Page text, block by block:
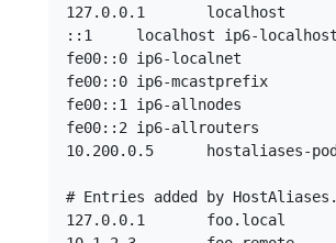
127.0.0.1	localhost
::1	localhost ip6-localhost ip6-loopback
fe00::0	ip6-localnet
fe00::0	ip6-mcastprefix
fe00::1	ip6-allnodes
fe00::2	ip6-allrouters
10.200.0.5	hostaliases-pod
# Entries added by HostAliases.
127.0.0.1	foo.local	bar.local